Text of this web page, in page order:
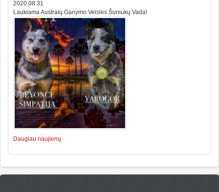
2020.08.31
Laukiama Australų Ganymo Veislės Šuniukų Vada!
Daugiau naujienų